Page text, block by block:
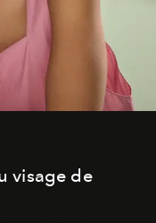
visage de